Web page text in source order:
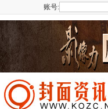
账号: